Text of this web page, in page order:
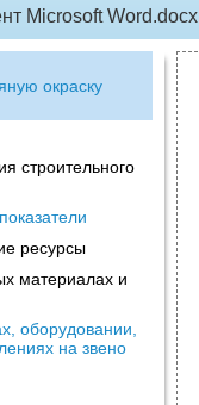
Microsoft Word.docx
окраску
строительного
ресурсы
материалах и
оборудовании,
на звено